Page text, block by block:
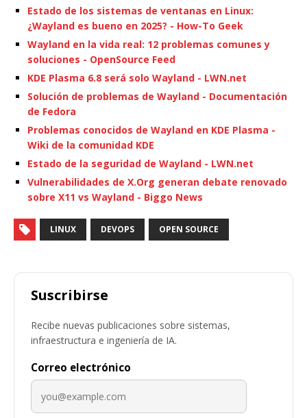
Estado de los sistemas de ventanas en Linux:
¿Wayland es bueno en 2025? - How-To Geek
Wayland en la vida real: 12 problemas comunes y
soluciones - OpenSource Feed
KDE Plasma 6.8 será solo Wayland - LWN.net
Solución de problemas de Wayland - Documentación
de Fedora
Problemas conocidos de Wayland en KDE Plasma -
Wiki de la comunidad KDE
Estado de la seguridad de Wayland - LWN.net
Vulnerabilidades de X.Org generan debate renovado
sobre X11 vs Wayland - Biggo News
LINUX DEVOPS OPEN SOURCE
Suscribirse
Recibe nuevas publicaciones sobre sistemas,
infraestructura e ingeniería de IA.
Correo electrónico